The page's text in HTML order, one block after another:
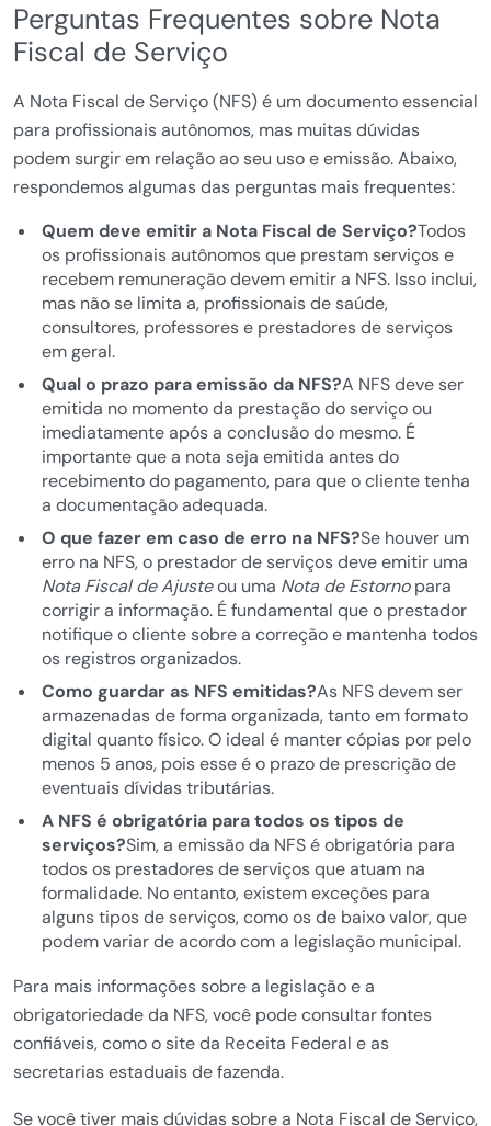
Perguntas Frequentes sobre Nota
Fiscal de Serviço
A Nota Fiscal de Serviço (NFS) é um documento essencial
para profissionais autônomos, mas muitas dúvidas
podem surgir em relação ao seu uso e emissão. Abaixo,
respondemos algumas das perguntas mais frequentes:
Quem deve emitir a Nota Fiscal de Serviço?Todos
os profissionais autônomos que prestam serviços e
recebem remuneração devem emitir a NFS. Isso inclui,
mas não se limita a, profissionais de saúde,
consultores, professores e prestadores de serviços
em geral.
Qual o prazo para emissão da NFS?A NFS deve ser
emitida no momento da prestação do serviço ou
imediatamente após a conclusão do mesmo. É
importante que a nota seja emitida antes do
recebimento do pagamento, para que o cliente tenha
a documentação adequada.
O que fazer em caso de erro na NFS?Se houver um
erro na NFS, o prestador de serviços deve emitir uma
Nota Fiscal de Ajusteou uma Nota de Estornopara
corrigir a informação. É fundamental que o prestador
notifique o cliente sobre a correção e mantenha todos
os registros organizados.
Como guardar as NFS emitidas?As NFS devem ser
armazenadas de forma organizada, tanto em formato
digital quanto físico. O ideal é manter cópias por pelo
menos 5 anos, pois esse é o prazo de prescrição de
eventuais dívidas tributárias.
A NFS é obrigatória para todos os tipos de
serviços?Sim, a emissão da NFS é obrigatória para
todos os prestadores de serviços que atuam na
formalidade. No entanto, existem exceções para
alguns tipos de serviços, como os de baixo valor, que
podem variar de acordo com a legislação municipal.
Para mais informações sobre a legislação e a
obrigatoriedade da NFS, você pode consultar fontes
confiáveis, como o site da Receita Federal e as
secretarias estaduais de fazenda.
Se você tiver mais dúvidas sobre a Nota Fiscal de Serviço,